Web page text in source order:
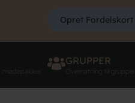
Opret Fordelskort
mødepakker
GRUPPER
Overnatning til grupper